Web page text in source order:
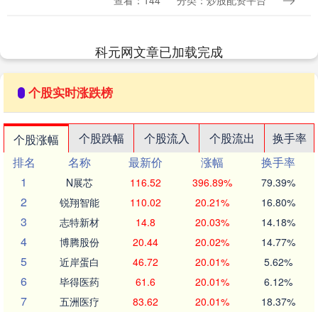
科元网文章已加载完成
个股实时涨跌榜
个股涨幅 个股跌幅 个股流入 个股流出
换手率
排名
名称 最新价 涨幅
换手率
1
N展芯 116.52 396.89% 79.39%
2 锐翔智能 110.02 20.21% 16.80%
3 志特新材 14.8 20.03% 14.18%
4 博腾股份 20.44 20.02% 14.77%
5 近岸蛋白 46.72 20.01% 5.62%
6 毕得医药 61.6 20.01% 6.12%
7 五洲医疗 83.62 20.01% 18.37%